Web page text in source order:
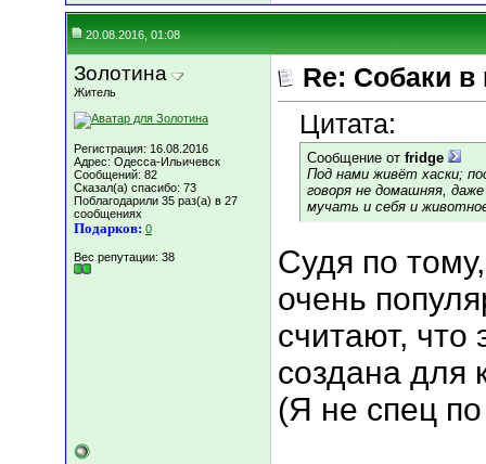
20.08.2016, 01:08
Золотина
Житель
Регистрация: 16.08.2016
Адрес: Одесса-Ильичевск
Сообщений: 82
Сказал(а) спасибо: 73
Поблагодарили 35 раз(а) в 27
сообщениях
Подарков: 0
Вес репутации: 38
Re: Собаки в
Цитата:
Сообщение от fridge
Под нами живёт хаски;
говоря не домашняя,
мучать и себя и
Судя по
очень
считают, что
создана для
(Я не спец